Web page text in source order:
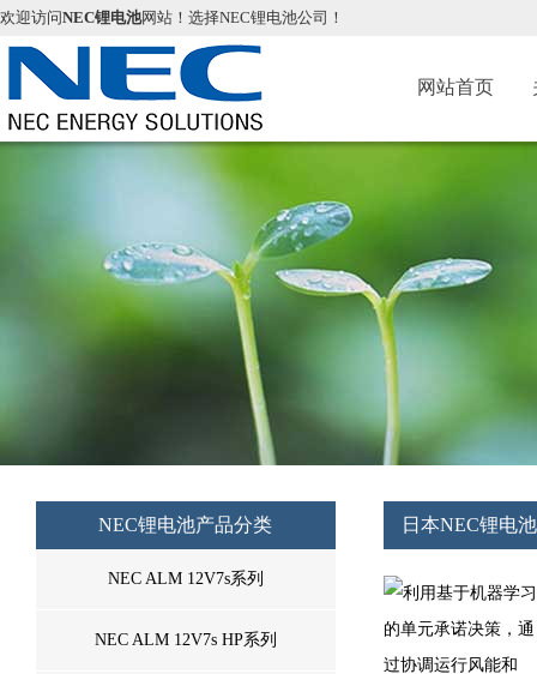
欢迎访问NEC锂电池网站！选择NEC锂电池公司！
网站首页
NEC锂电池产品分类
NEC ALM 12V7s系列
NEC ALM 12V7s HP系列
日本NEC锂电